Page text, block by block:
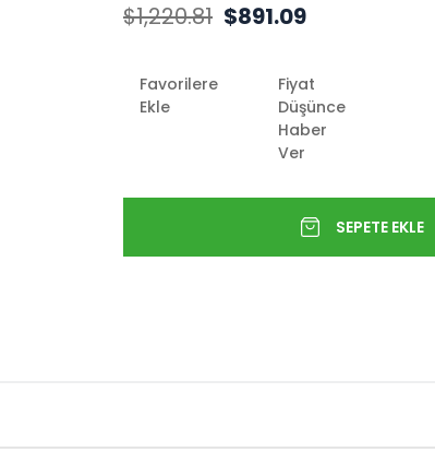
$1,220.81 $891.09
Favorilere
Ekle
Fiyat
Düşünce
Haber
Ver